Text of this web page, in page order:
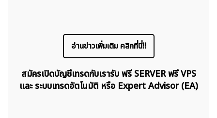
อ่านข่าวเพิ่มเติม คลิกที่นี่!!
สมัครเปิดบัญชีเทรดกับเรารับ ฟรี SERVER ฟรี VPS
และ ระบบเทรดอัตโนมัติ หรือ Expert Advisor (EA)